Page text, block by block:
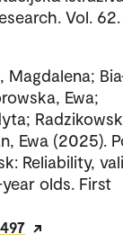
Vol. 62.
Ewa;
Ewa (2025).
Reliability,
olds. First